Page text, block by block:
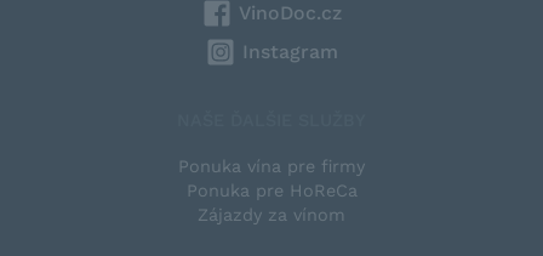
VinoDoc.cz
Instagram
Ponuka vína pre firmy
Ponuka pre HoReCa
Zájazdy za vínom